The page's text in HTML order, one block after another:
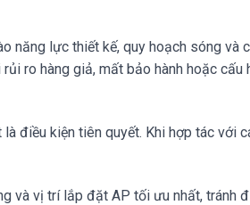
năng lực thiết kế, quy hoạch sóng và
ro hàng giả, mất bảo hành hoặc cấu
điều kiện tiên quyết. Khi hợp tác với
và vị trí lắp đặt AP tối ưu nhất, tránh